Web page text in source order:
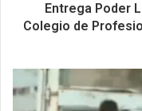
Entrega Poder
Colegio de